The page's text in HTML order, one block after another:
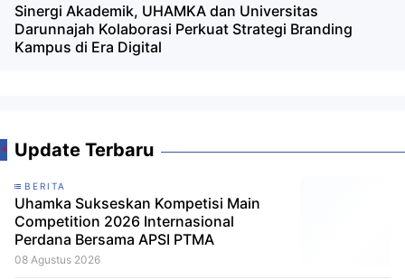
Sinergi Akademik, UHAMKA dan Universitas
Darunnajah Kolaborasi Perkuat Strategi Branding
Kampus di Era Digital
Update Terbaru
BERITA
Uhamka Sukseskan Kompetisi Main
Competition 2026 Internasional
Perdana Bersama APSI PTMA
08 Agustus 2026